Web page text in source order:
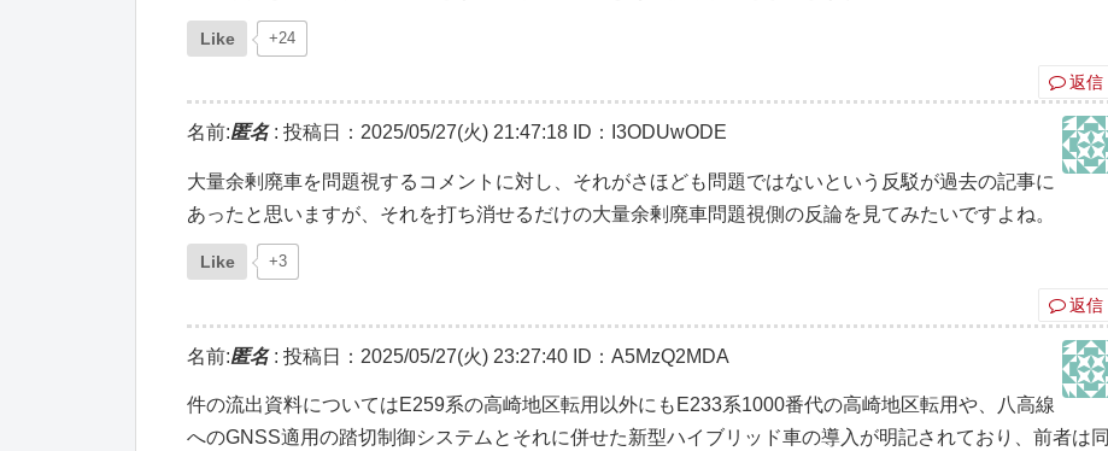
Like +24
返信
名前:匿名: 投稿日：2025/05/27(火) 21:47:18 ID：I3ODUwODE
大量余剰廃車を問題視するコメントに対し、それがさほども問題ではないという反駁が過去の記事に
あったと思いますが、それを打ち消せるだけの大量余剰廃車問題視側の反論を見てみたいですよね。
Like +3
返信
名前:匿名: 投稿日：2025/05/27(火) 23:27:40 ID：A5MzQ2MDA
件の流出資料についてはE259系の高崎地区転用以外にもE233系1000番代の高崎地区転用や、八高線
へのGNSS適用の踏切制御システムとそれに併せた新型ハイブリッド車の導入が明記されており、前者は同